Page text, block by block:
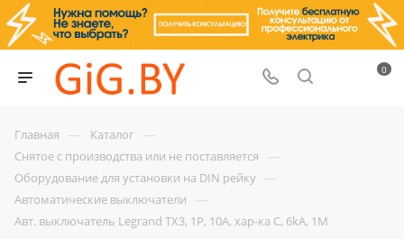
0
Главная — Каталог —
Снятое с производства или не поставляется —
Оборудование для установки на DIN рейку —
Автоматические выключатели —
Авт. выключатель Legrand TX3, 1P, 10A, хар-ка C, 6kA, 1M